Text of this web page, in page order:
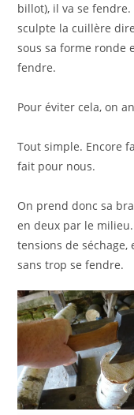
billot), il va se
sculpte la cuillère
sous sa forme ronde
fendre.
Pour éviter cela, on
Tout simple. Encore
fait pour nous.
On prend donc sa
en deux par le
tensions de
sans trop se fendre.